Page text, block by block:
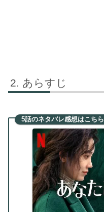
あらすじ
5話のネタバレ感想はこちら